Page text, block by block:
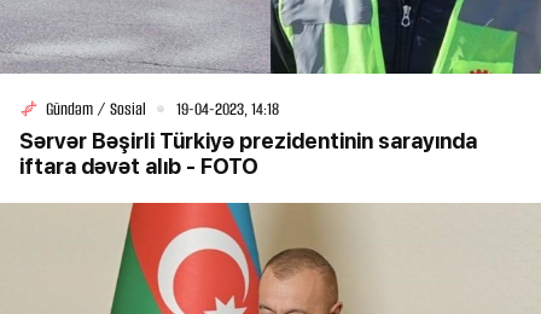
Gündəm / Sosial 19-04-2023, 14:18
Sərvər Bəşirli Türkiyə prezidentinin sarayında
iftara dəvət alıb - FOTO